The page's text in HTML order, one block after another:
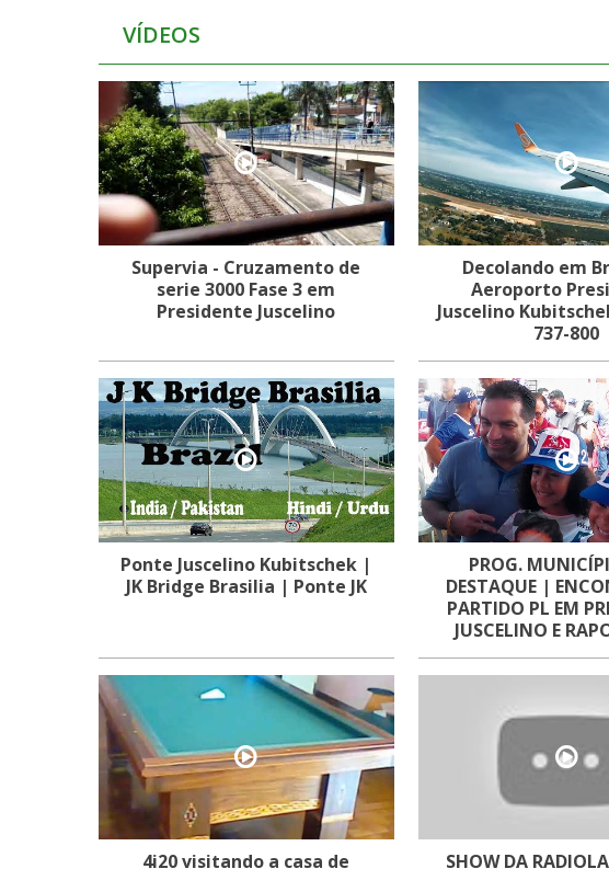
VÍDEOS
Supervia - Cruzamento de
serie 3000 Fase 3 em
Presidente Juscelino
Decolando em
Aeroporto
Juscelino
737-800
Ponte Juscelino Kubitschek |
JK Bridge Brasilia | Ponte JK
PROG.
DESTAQUE |
PARTIDO PL EM
JUSCELINO E
4i20 visitando a casa de
SHOW DA